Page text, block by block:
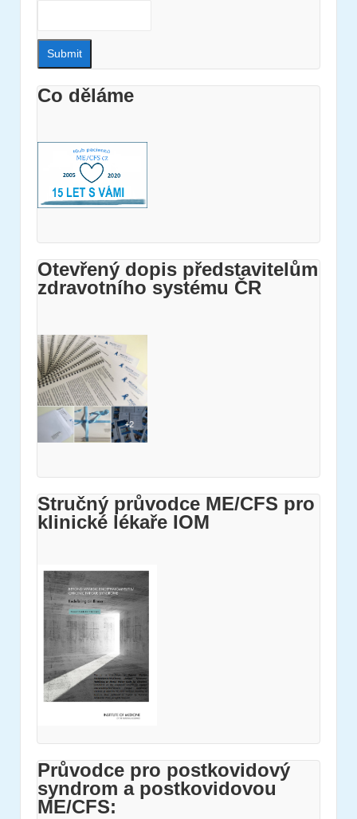
Co děláme
Otevřený dopis představitelům
zdravotního systému ČR
Stručný průvodce ME/CFS pro
klinické lékaře IOM
Průvodce pro postkovidový
syndrom a postkovidovou
ME/CFS: